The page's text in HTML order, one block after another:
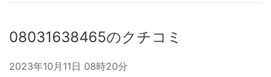
08031638465のクチコミ
2023年10月11日 08時20分